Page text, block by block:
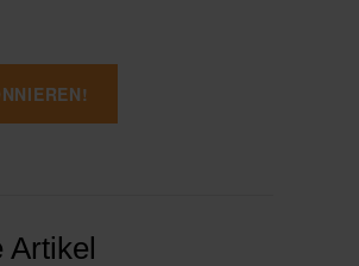
Artikel